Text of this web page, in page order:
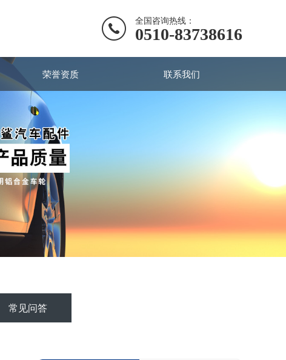
全国咨询热线：
0510-83738616
荣誉资质 联系我们
常见问答